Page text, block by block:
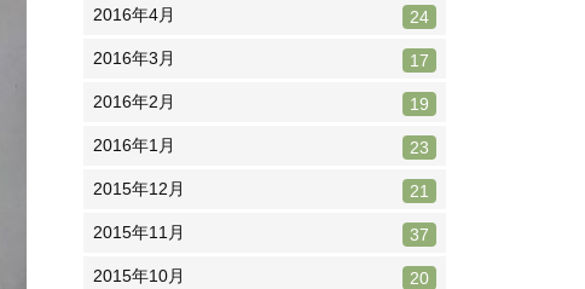
2016年4月 24
2016年3月 17
2016年2月 19
2016年1月 23
2015年12月 21
2015年11月 37
2015年10月 20